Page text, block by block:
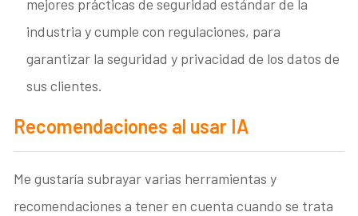
mejores prácticas de seguridad estándar de la
industria y cumple con regulaciones, para
garantizar la seguridad y privacidad de los datos de
sus clientes.
Recomendaciones al usar IA
Me gustaría subrayar varias herramientas y
recomendaciones a tener en cuenta cuando se trata